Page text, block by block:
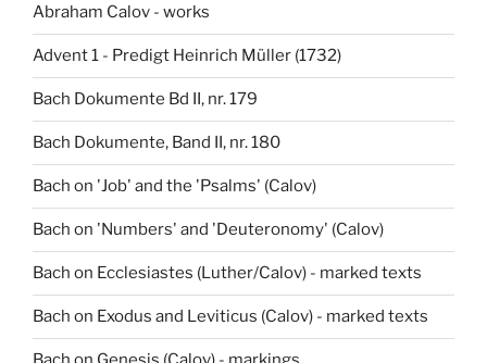
Abraham Calov - works
Advent 1 - Predigt Heinrich Müller (1732)
Bach Dokumente Bd II, nr. 179
Bach Dokumente, Band II, nr. 180
Bach on 'Job' and the 'Psalms' (Calov)
Bach on 'Numbers' and 'Deuteronomy' (Calov)
Bach on Ecclesiastes (Luther/Calov) - marked texts
Bach on Exodus and Leviticus (Calov) - marked texts